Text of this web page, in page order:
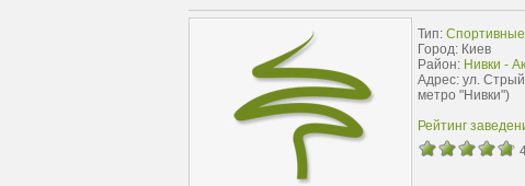
Тип:
Город: Киев
Район: Нивки -
Адрес: ул.
метро "Нивки")
Рейтинг